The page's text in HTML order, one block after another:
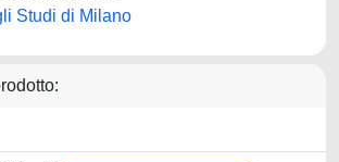
Studi di Milano